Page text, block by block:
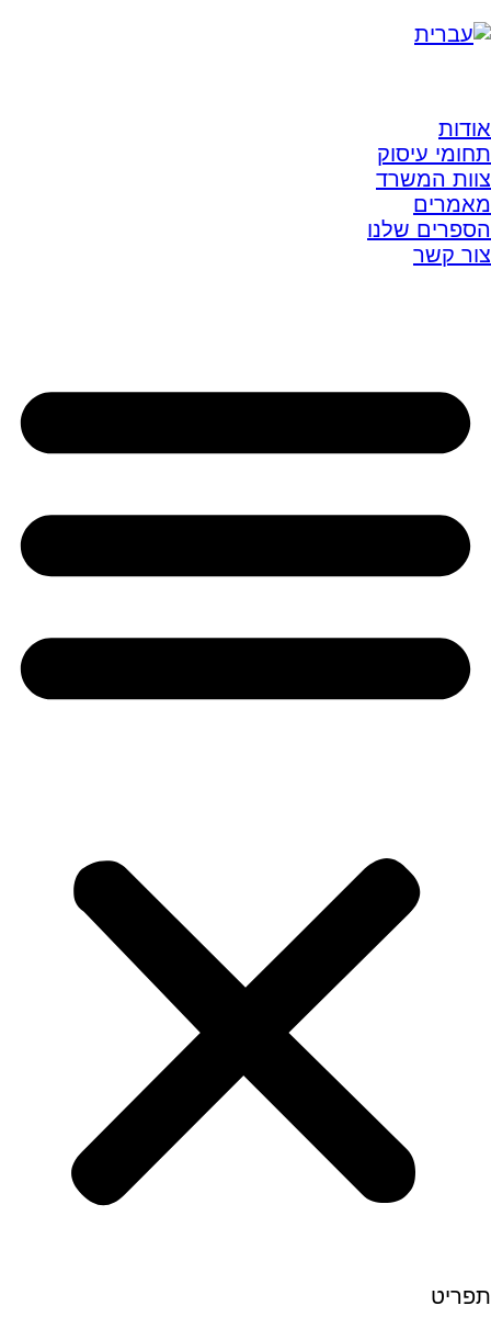
אודות
תחומי עיסוק
צוות המשרד
מאמרים
הספרים שלנו
צור קשר
תפריט